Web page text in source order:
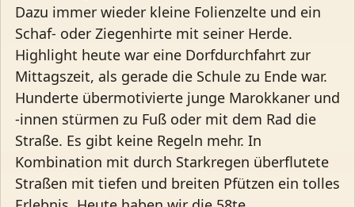
Dazu immer wieder kleine Folienzelte und ein
Schaf- oder Ziegenhirte mit seiner Herde.
Highlight heute war eine Dorfdurchfahrt zur
Mittagszeit, als gerade die Schule zu Ende war.
Hunderte übermotivierte junge Marokkaner und
-innen stürmen zu Fuß oder mit dem Rad die
Straße. Es gibt keine Regeln mehr. In
Kombination mit durch Starkregen überflutete
Straßen mit tiefen und breiten Pfützen ein tolles